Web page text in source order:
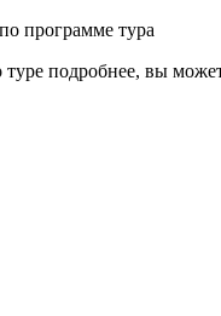
программе тура
подробнее, вы